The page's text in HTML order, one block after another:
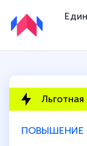
ПОВЫШЕНИЕ
Льготная